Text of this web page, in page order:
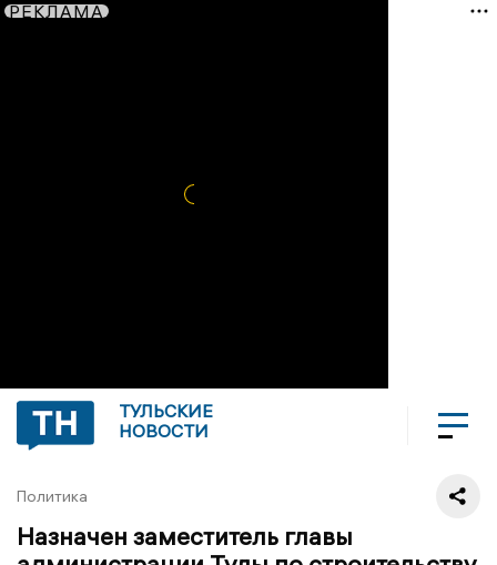
РЕКЛАМА
ТУЛЬСКИЕ
НОВОСТИ
Политика
Назначен заместитель главы